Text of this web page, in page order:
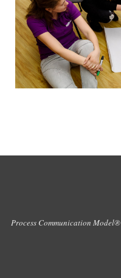
Process Communication Model®